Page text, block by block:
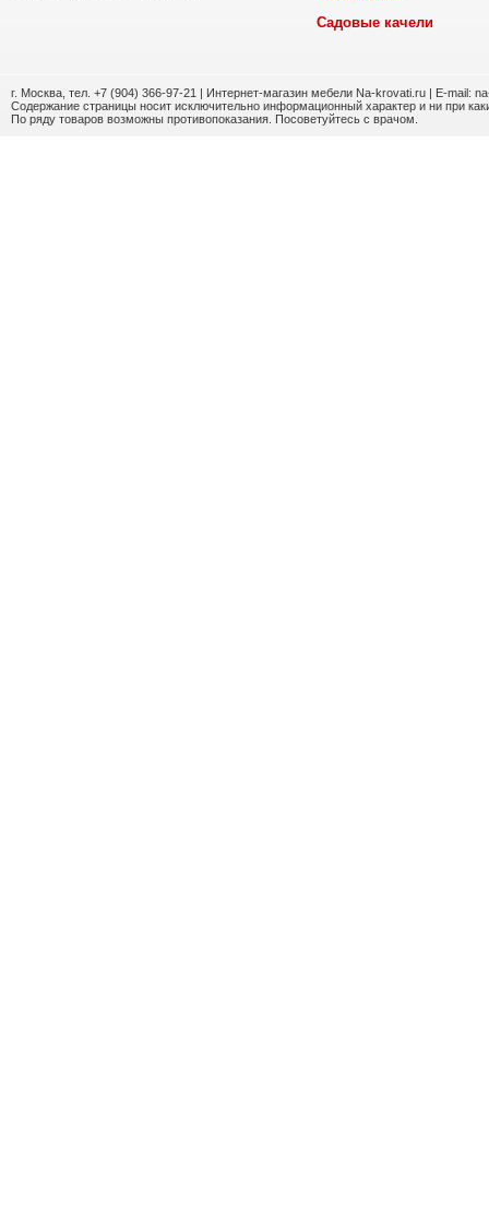
Садовые качели
г. Москва, тел. +7 (904) 366-97-21 | Интернет-магазин мебели Na-krovati.ru | E-mail:
Содержание страницы носит исключительно информационный характер и ни при
По ряду товаров возможны противопоказания. Посоветуйтесь с врачом.